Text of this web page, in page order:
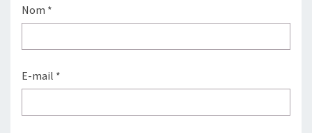
Nom *
E-mail *